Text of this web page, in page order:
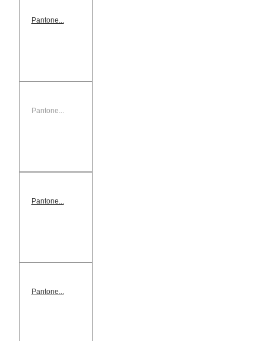
Pantone...
Pantone...
Pantone...
Pantone...